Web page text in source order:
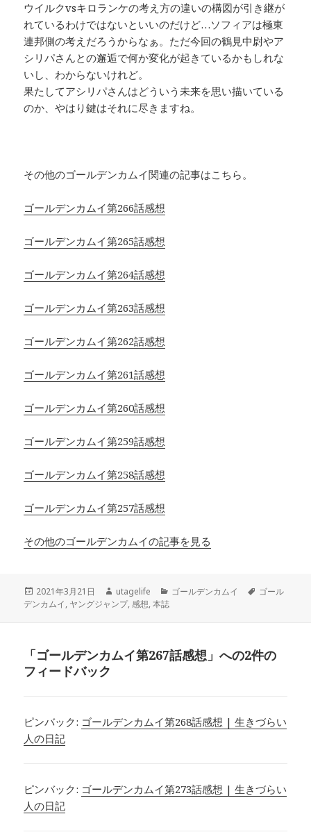
ウイルクvsキロランケの考え方の違いの構図が引き継が
れているわけではないといいのだけど…ソフィアは極東
連邦側の考えだろうからなぁ。ただ今回の鶴見中尉やア
シリパさんとの邂逅で何か変化が起きているかもしれな
いし、わからないけれど。
果たしてアシリパさんはどういう未来を思い描いている
のか、やはり鍵はそれに尽きますね。
その他のゴールデンカムイ関連の記事はこちら。
ゴールデンカムイ第266話感想
ゴールデンカムイ第265話感想
ゴールデンカムイ第264話感想
ゴールデンカムイ第263話感想
ゴールデンカムイ第262話感想
ゴールデンカムイ第261話感想
ゴールデンカムイ第260話感想
ゴールデンカムイ第259話感想
ゴールデンカムイ第258話感想
ゴールデンカムイ第257話感想
その他のゴールデンカムイの記事を見る
投
稿
2021年3月21日
作
成
utagelife
カ
ゴールデンカムイ
タ
ゴール
デンカムイ, ヤングジャンプ,感想,本誌
「ゴールデンカムイ第267話感想」への2件の
フィードバック
ピンバック: ゴールデンカムイ第268話感想 | 生きづらい
人の日記
ピンバック: ゴールデンカムイ第273話感想 | 生きづらい
人の日記